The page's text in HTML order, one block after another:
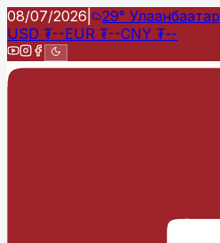
08/07/2026 29° Улаанбаатар
USD ₮--EUR ₮--CNY ₮--